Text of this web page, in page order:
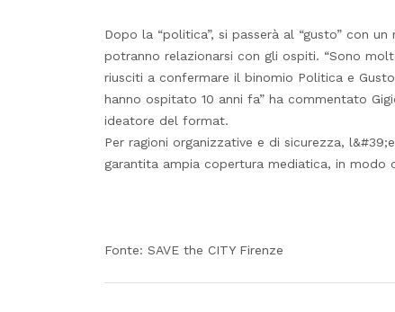
Dopo la “politica”, si passerà al “gusto” con
potranno relazionarsi con gli ospiti. “Sono
riusciti a confermare il binomio Politica e
hanno ospitato 10 anni fa” ha commentato
ideatore del format.
Per ragioni organizzative e di sicurezza,
garantita ampia copertura mediatica, in modo
Fonte: SAVE the CITY Firenze